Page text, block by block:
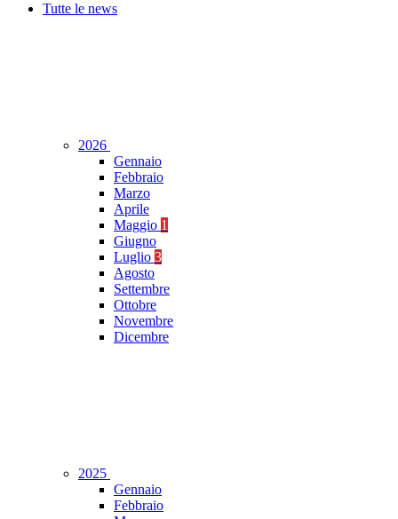
Tutte le news
2026
Gennaio
Febbraio
Marzo
Aprile
Maggio 1
Giugno
Luglio 3
Agosto
Settembre
Ottobre
Novembre
Dicembre
2025
Gennaio
Febbraio